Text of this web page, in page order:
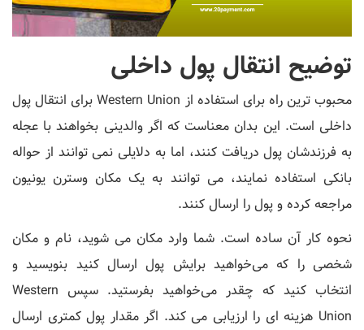
توضیح انتقال پول داخلی
محبوب ترین راه برای استفاده از Western Union برای انتقال پول
داخلی است. این بدان معناست که اگر والدینی بخواهند با عجله
به فرزندشان پول دریافت کنند، اما به دلایلی نمی توانند از حواله
بانکی استفاده نمایند، می توانند به یک مکان وسترن یونیون
مراجعه کرده و پول را ارسال کنند.
نحوه کار آن ساده است. شما وارد مکان می‌ شوید، نام و مکان
شخصی را که می‌خواهید برایش پول ارسال کنید بنویسید و
انتخاب کنید که چقدر می‌خواهید بفرستید. سپس Western
Union هزینه ای را ارزیابی می کند. اگر مقدار پول کمتری ارسال